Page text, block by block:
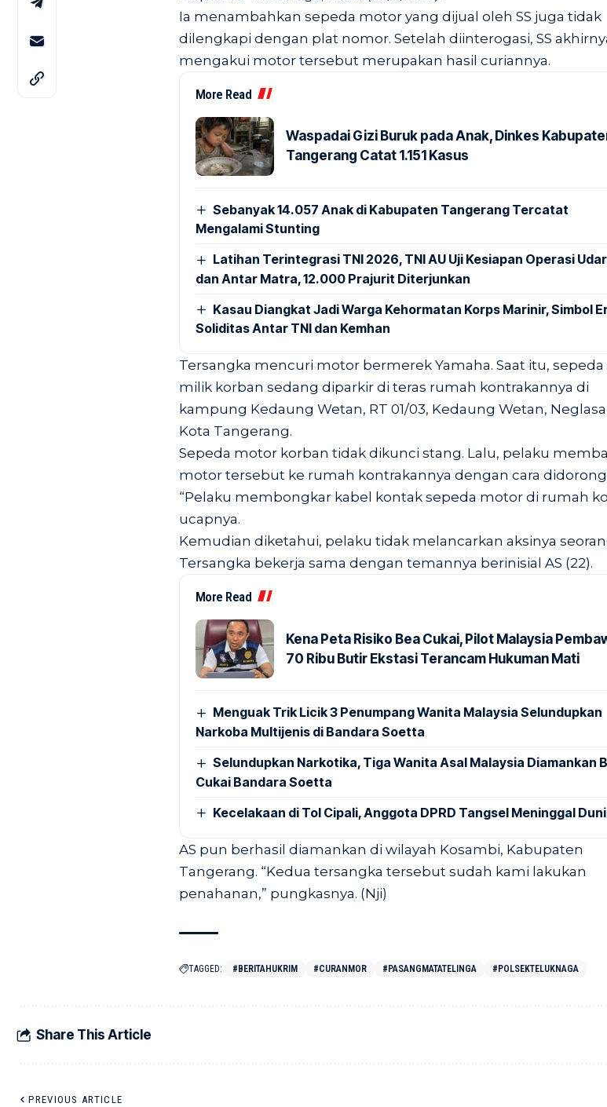
Ia menambahkan sepeda motor yang dijual oleh SS juga tidak
dilengkapi dengan plat nomor. Setelah diinterogasi, SS
mengakui motor tersebut merupakan hasil curiannya.
More Read
Waspadai Gizi Buruk pada Anak, Dinkes
Tangerang Catat 1.151 Kasus
Sebanyak 14.057 Anak di Kabupaten Tangerang Tercatat
Mengalami Stunting
Latihan Terintegrasi TNI 2026, TNI AU Uji Kesiapan Operasi
dan Antar Matra, 12.000 Prajurit Diterjunkan
Kasau Diangkat Jadi Warga Kehormatan Korps Marinir, Simbol
Soliditas Antar TNI dan Kemhan
Tersangka mencuri motor bermerek Yamaha. Saat itu,
milik korban sedang diparkir di teras rumah kontrakannya di
kampung Kedaung Wetan, RT 01/03, Kedaung Wetan,
Kota Tangerang.
Sepeda motor korban tidak dikunci stang. Lalu, pelaku
motor tersebut ke rumah kontrakannya dengan cara
“Pelaku membongkar kabel kontak sepeda motor di rumah
ucapnya.
Kemudian diketahui, pelaku tidak melancarkan aksinya
Tersangka bekerja sama dengan temannya berinisial AS (22).
More Read
Kena Peta Risiko Bea Cukai, Pilot Malaysia
70 Ribu Butir Ekstasi Terancam Hukuman Mati
Menguak Trik Licik 3 Penumpang Wanita Malaysia Selundupkan
Narkoba Multijenis di Bandara Soetta
Selundupkan Narkotika, Tiga Wanita Asal Malaysia Diamankan
Cukai Bandara Soetta
Kecelakaan di Tol Cipali, Anggota DPRD Tangsel Meninggal
AS pun berhasil diamankan di wilayah Kosambi, Kabupaten
Tangerang. “Kedua tersangka tersebut sudah kami lakukan
penahanan,” pungkasnya. (Nji)
TAGGED: #BERITAHUKRIM #CURANMOR #PASANGMATATELINGA #POLSEKTELUKNAGA
Share This Article
PREVIOUS ARTICLE